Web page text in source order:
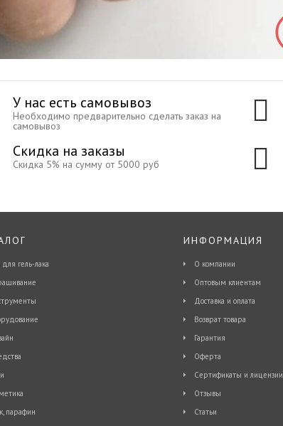
У нас есть самовывоз
Необходимо предварительно сделать заказ на
самовывоз
Скидка на заказы
Скидка 5% на сумму от 5000 руб
для гель-лака
парафин
ИНФОРМАЦИЯ
О компании
Оптовым клиентам
Доставка и оплата
Возврат товара
Гарантия
Оферта
Сертификаты и лицензии
Отзывы
Статьи